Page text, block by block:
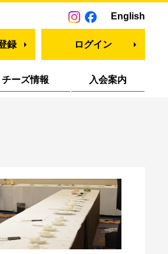
English
録 ログイン
チーズ情報 入会案内